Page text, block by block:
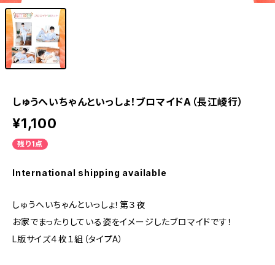
しゅうへいちゃんといっしょ！ブロマイドA（長江崚行）
¥1,100
残り1点
International shipping available
しゅうへいちゃんといっしょ！第３夜
お家でまったりしている姿をイメージしたブロマイドです！
L版サイズ４枚１組（タイプA）